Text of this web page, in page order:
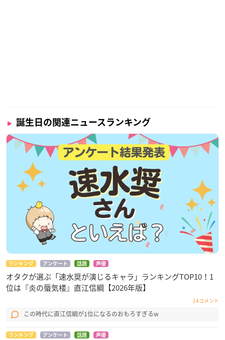
誕生日の関連ニュースランキング
ランキング アンケート 話題 声優
オタクが選ぶ「速水奨が演じるキャラ」ランキングTOP10！1
位は『炎の蜃気楼』直江信綱【2026年版】
14コメント
この時代に直江信綱が1位になるのおもろすぎるw
ランキング アンケート 話題 声優